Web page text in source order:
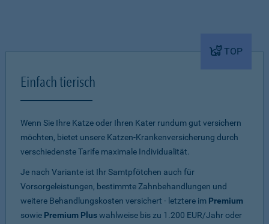
TOP
Einfach tierisch
Wenn Sie Ihre Katze oder Ihren Kater rundum gut versichern
möchten, bietet unsere Katzen-Krankenversicherung durch
verschiedenste Tarife maximale Individualität.
Je nach Variante ist Ihr Samtpfötchen auch für
Vorsorgeleistungen, bestimmte Zahnbehandlungen und
weitere Behandlungskosten versichert - letztere im Premium
sowie Premium Pluswahlweise bis zu 1.200 EUR/Jahr oder